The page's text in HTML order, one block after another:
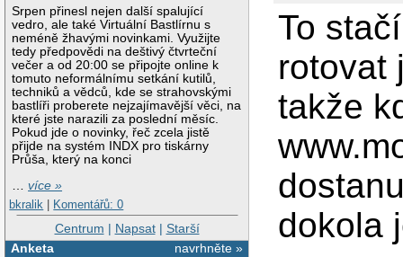
Srpen přinesl nejen další spalující
vedro, ale také Virtuální Bastlírnu s
neméně žhavými novinkami. Využijte
tedy předpovědi na deštivý čtvrteční
večer a od 20:00 se připojte online k
tomuto neformálnímu setkání kutilů,
techniků a vědců, kde se strahovskými
bastlíři proberete nejzajímavější věci, na
které jste narazili za poslední měsíc.
Pokud jde o novinky, řeč zcela jistě
přijde na systém INDX pro tiskárny
Průša, který na konci
…více »
bkralik
Komentářů: 0
Centrum | Napsat| Starší
navrhněte »
Anketa
To
rotovat
takže
dokola